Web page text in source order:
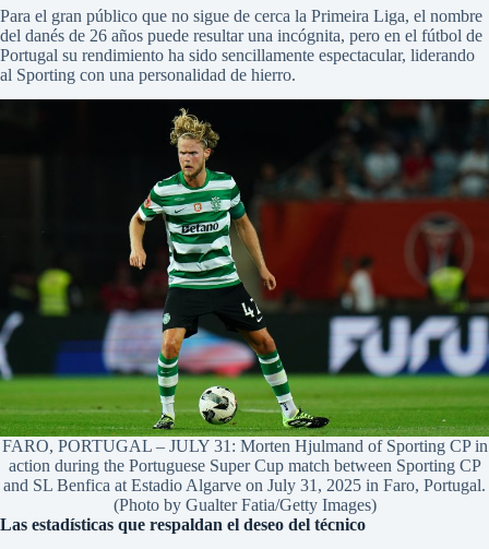
Para el gran público que no sigue de cerca la Primeira Liga, el nombre
del danés de 26 años puede resultar una incógnita, pero en el fútbol de
Portugal su rendimiento ha sido sencillamente espectacular, liderando
al Sporting con una personalidad de hierro.
FARO, PORTUGAL – JULY 31: Morten Hjulmand of Sporting CP in
action during the Portuguese Super Cup match between Sporting CP
and SL Benfica at Estadio Algarve on July 31, 2025 in Faro, Portugal.
(Photo by Gualter Fatia/Getty Images)
Las estadísticas que respaldan el deseo del técnico